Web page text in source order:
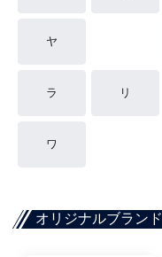
ヤ
ラ リ
ワ
オリジナルブランド